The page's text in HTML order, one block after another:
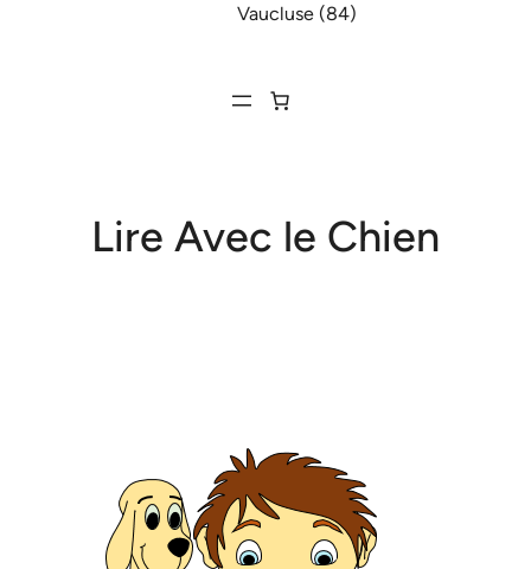
Vaucluse (84)
Lire Avec le Chien